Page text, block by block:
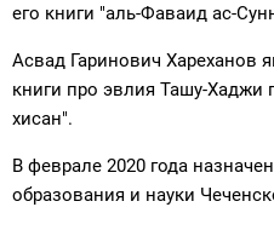
его книги "аль-Фаваид ас-
Асвад Гаринович Хареханов
книги про эвлия Ташу-Хаджи
хисан".
В феврале 2020 года
образования и науки